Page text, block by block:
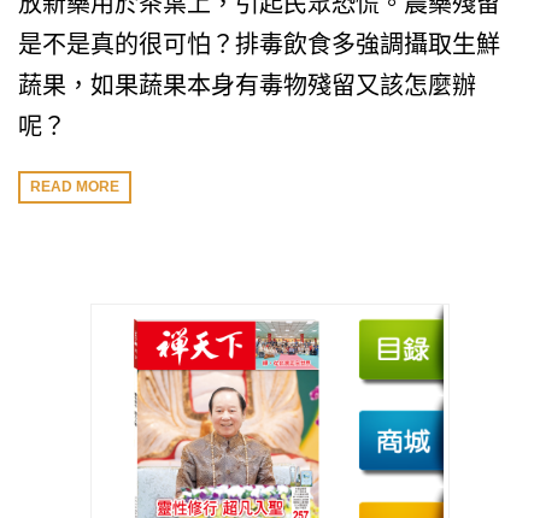
是不是真的很可怕？排毒飲食多強調攝取生鮮
蔬果，如果蔬果本身有毒物殘留又該怎麼辦
呢？
READ MORE